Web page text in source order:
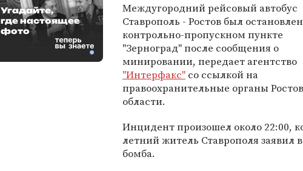
Междугородний рейсовый автобус
Ставрополь - Ростов был
контрольно-пропускном пункте
"Зерноград" после сообщения о
минировании, передает агентство
"Интерфакс" со ссылкой на
правоохранительные органы
области.
Инцидент произошел около 22:00,
летний житель Ставрополя заявил
бомба.
Угадайте,
где настоящее
фото